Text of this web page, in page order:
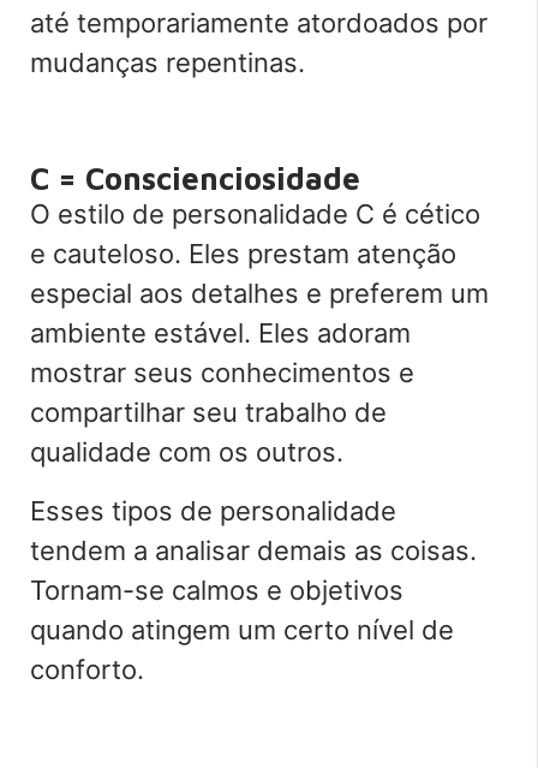
até temporariamente atordoados por
mudanças repentinas.
C = Conscienciosidade
O estilo de personalidade C é cético
e cauteloso. Eles prestam atenção
especial aos detalhes e preferem um
ambiente estável. Eles adoram
mostrar seus conhecimentos e
compartilhar seu trabalho de
qualidade com os outros.
Esses tipos de personalidade
tendem a analisar demais as coisas.
Tornam-se calmos e objetivos
quando atingem um certo nível de
conforto.